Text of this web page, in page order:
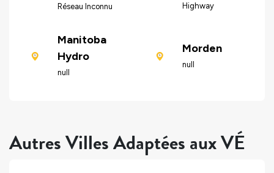
Réseau Inconnu
Highway
Manitoba
Hydro
null
Morden
null
Autres Villes Adaptées aux VÉ